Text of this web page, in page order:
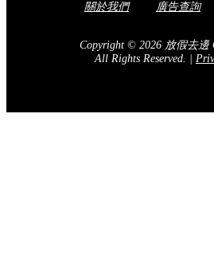
關於我們 廣告查詢
Copyright © 2026 放假去邊
All Rights Reserved.